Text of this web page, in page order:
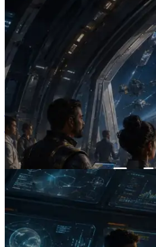
2026.07.04
ERPC ने x402 समर्थित
किया — AI एजेंट अब
डिमांड भुगतान कर सकते हैं
यह लेख पढ़ें